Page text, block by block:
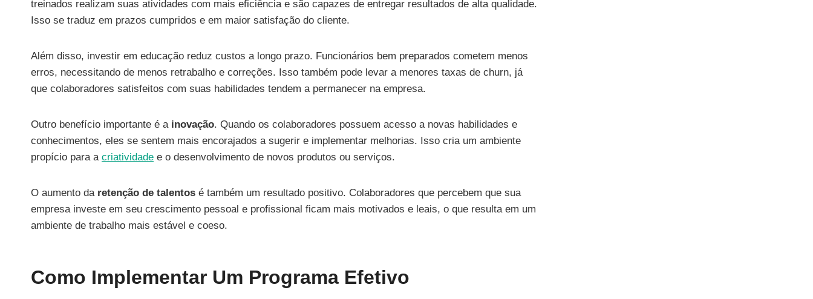
treinados realizam suas atividades com mais eficiência e são capazes de entregar resultados de alta qualidade.
Isso se traduz em prazos cumpridos e em maior satisfação do cliente.
Além disso, investir em educação reduz custos a longo prazo. Funcionários bem preparados cometem menos
erros, necessitando de menos retrabalho e correções. Isso também pode levar a menores taxas de churn, já
que colaboradores satisfeitos com suas habilidades tendem a permanecer na empresa.
Outro benefício importante é a inovação. Quando os colaboradores possuem acesso a novas habilidades e
conhecimentos, eles se sentem mais encorajados a sugerir e implementar melhorias. Isso cria um ambiente
propício para a criatividade e o desenvolvimento de novos produtos ou serviços.
O aumento da retenção de talentos é também um resultado positivo. Colaboradores que percebem que sua
empresa investe em seu crescimento pessoal e profissional ficam mais motivados e leais, o que resulta em um
ambiente de trabalho mais estável e coeso.
Como Implementar Um Programa Efetivo